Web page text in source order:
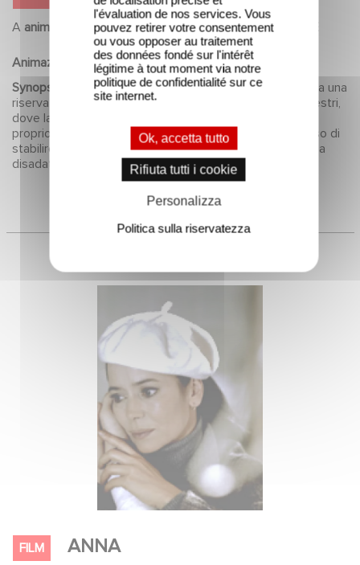
A animation Nadja COZIC, Pascal PINON, Louis PICHE
Animazione Commedia
1998
Synopsis :
Da qualche parte nel cuore dell'Africa, si trova una
riserva naturale. Si tratta di uno degli ultimi paradisi terrestri,
dove la natura può esprimersi in tutta libertà... Un vero e
proprio rifugio in cui la nostra banda di nevrotici ha deciso di
stabilire la propria dimora. 'Animal crackers', dove la fauna
disadattata diventa ancora più selvaggia e nevrotica.
FILM ANNA
l'évaluation de nos services. Vous
pouvez retirer votre consentement
ou vous opposer au traitement
des données fondé sur l'intérêt
légitime à tout moment via notre
politique de confidentialité sur ce
site internet.
Ok, accetta tutto
Rifiuta tutti i cookie
Personalizza
Politica sulla riservatezza